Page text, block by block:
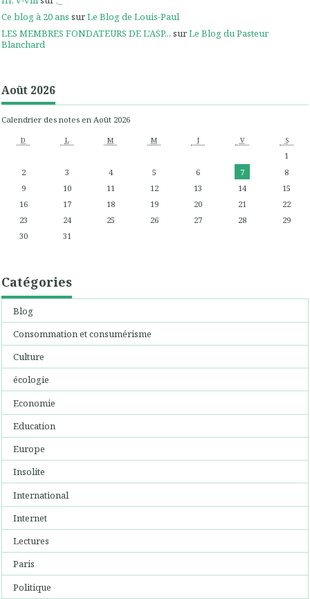
Ce blog à 20 ans surLe Blog de Louis-Paul
LES MEMBRES FONDATEURS DE L'ASP... surLe Blog du Pasteur
Blanchard
Août 2026
Calendrier des notes en Août 2026
D L M M J V S
1
2
3 4 5 6 7
8
9
10 11 12 13 14
15
16
17 18 19 20 21
22
23
24 25 26 27 28
29
30
31
Catégories
Blog
Consommation et consumérisme
Culture
écologie
Economie
Education
Europe
Insolite
International
Internet
Lectures
Paris
Politique